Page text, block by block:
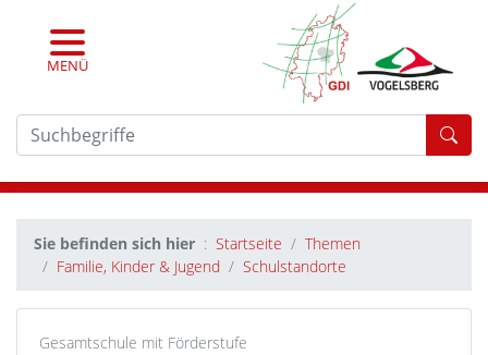
MENÜ
Sie befinden sich hier Startseite
Themen
Familie, Kinder & Jugend
Schulstandorte
Gesamtschule mit Förderstufe